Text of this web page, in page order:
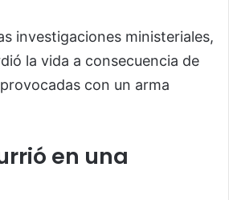
investigaciones ministeriales,
la vida a consecuencia de
con un arma
en una